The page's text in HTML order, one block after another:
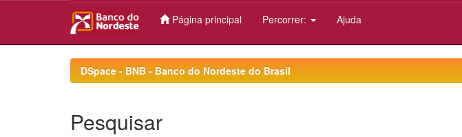
Página principal Percorrer: Ajuda
DSpace - BNB - Banco do Nordeste do Brasil
Pesquisar